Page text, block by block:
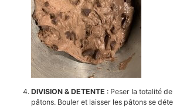
DIVISION & DETENTE : Peser la totalité
pâtons. Bouler et laisser les pâtons se